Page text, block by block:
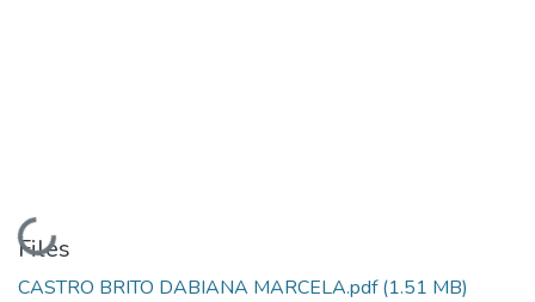
Loading...
Files
CASTRO BRITO DABIANA MARCELA.pdf(1.51 MB)